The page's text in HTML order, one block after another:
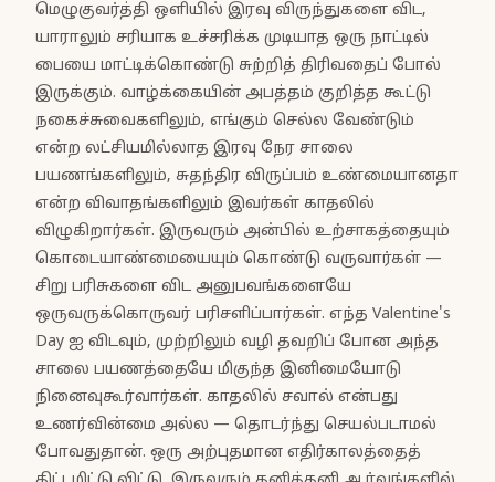
மெழுகுவர்த்தி ஒளியில் இரவு விருந்துகளை விட,
யாராலும் சரியாக உச்சரிக்க முடியாத ஒரு நாட்டில்
பையை மாட்டிக்கொண்டு சுற்றித் திரிவதைப் போல்
இருக்கும். வாழ்க்கையின் அபத்தம் குறித்த கூட்டு
நகைச்சுவைகளிலும், எங்கும் செல்ல வேண்டும்
என்ற லட்சியமில்லாத இரவு நேர சாலை
பயணங்களிலும், சுதந்திர விருப்பம் உண்மையானதா
என்ற விவாதங்களிலும் இவர்கள் காதலில்
விழுகிறார்கள். இருவரும் அன்பில் உற்சாகத்தையும்
கொடையாண்மையையும் கொண்டு வருவார்கள் —
சிறு பரிசுகளை விட அனுபவங்களையே
ஒருவருக்கொருவர் பரிசளிப்பார்கள். எந்த Valentine's
Day ஐ விடவும், முற்றிலும் வழி தவறிப் போன அந்த
சாலை பயணத்தையே மிகுந்த இனிமையோடு
நினைவுகூர்வார்கள். காதலில் சவால் என்பது
உணர்வின்மை அல்ல — தொடர்ந்து செயல்படாமல்
போவதுதான். ஒரு அற்புதமான எதிர்காலத்தைத்